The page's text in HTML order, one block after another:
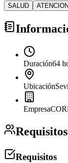
SALUD
Duración64
Ubicación
Empresa
Requisitos